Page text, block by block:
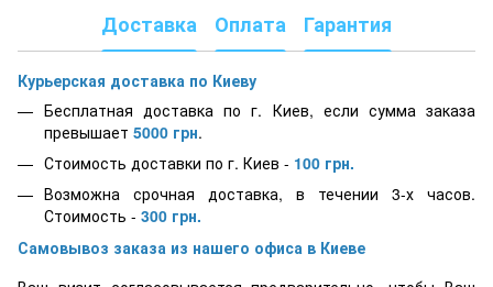
Доставка Оплата Гарантия
Курьерская доставка по Киеву
Бесплатная доставка по г. Киев, если сумма заказа
превышает 5000 грн.
Стоимость доставки по г. Киев - 100 грн.
Возможна срочная доставка, в течении 3-х часов.
Стоимость - 300 грн.
Самовывоз заказа из нашего офиса в Киеве